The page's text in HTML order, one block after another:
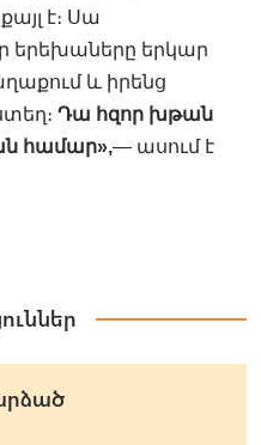
է։ Սա
երեխաները երկար
և իրենց
Դա հզոր խթան
համար»,— ասում է